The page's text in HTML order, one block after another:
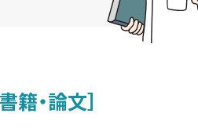
籍・論文］